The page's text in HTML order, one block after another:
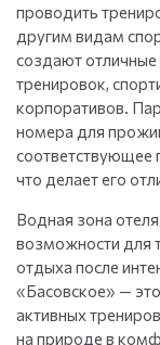
проводить
другим видам
создают
тренировок,
корпоративов.
номера для
соответствующее
что делает его
Водная зона
возможности для
отдыха после
«Басовское» —
активных
на природе в